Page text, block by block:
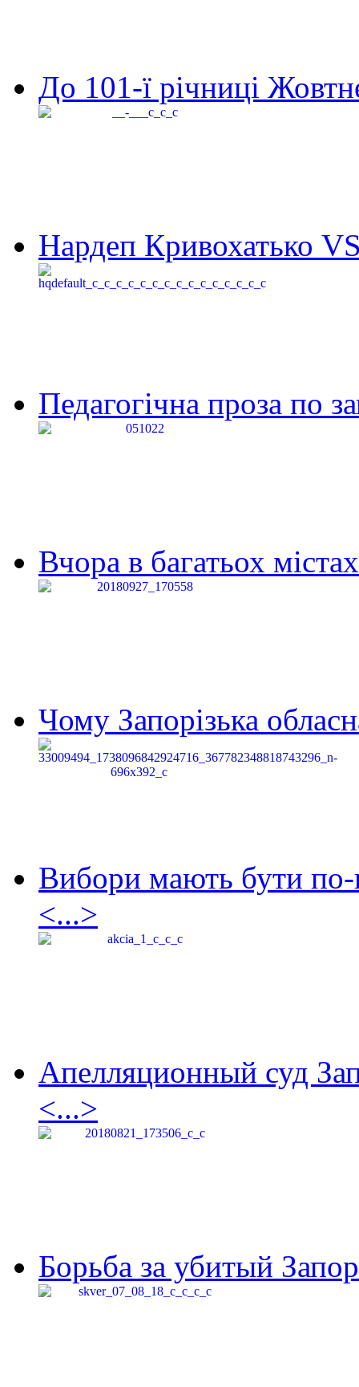
До 101-ї річниці
Нардеп Кривохатько
Педагогічна проза по
Вчора в багатьох
Чому Запорізька
Вибори мають бути по-
<...>
Апелляционный суд
<...>
Борьба за убитый